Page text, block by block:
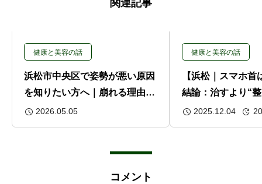
関連記事
健康と美容の話
浜松市中央区で姿勢が悪い原因
を知りたい方へ｜崩れる理由と
改善のポイント
2026.05.05
健康と美容の話
【浜松｜スマホ首
結論：治すより“
です｜整体的視点
2025.12.04
コメント